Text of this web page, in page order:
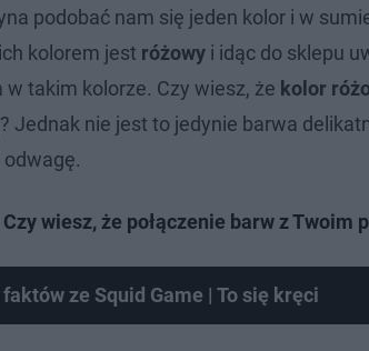
podobać nam się jeden kolor i w
kolorem jest różowy i idąc do sklepu
takim kolorze. Czy wiesz, że kolor
Jednak nie jest to jedynie barwa
wiesz, że połączenie barw z Twoim
ze Squid Game | To się kręci